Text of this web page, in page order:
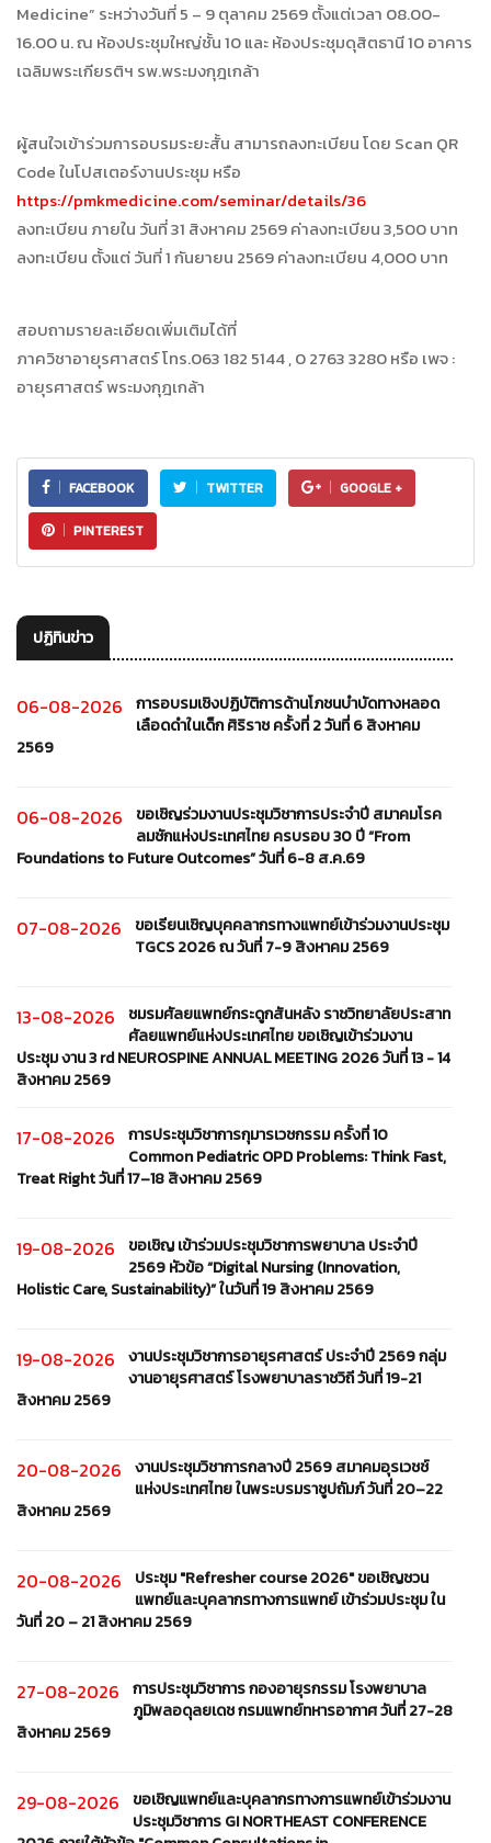
Medicine” ระหว่างวันที่ 5 – 9 ตุลาคม 2569 ตั้งแต่เวลา 08.00-
16.00 น. ณ ห้องประชุมใหญ่ชั้น 10 และ ห้องประชุมดุสิตธานี 10 อาคาร
เฉลิมพระเกียรติฯ รพ.พระมงกุฎเกล้า
ผู้สนใจเข้าร่วมการอบรมระยะสั้น สามารถลงทะเบียน โดย Scan QR
Code ในโปสเตอร์งานประชุม หรือ
https://pmkmedicine.com/seminar/details/36
ลงทะเบียน ภายใน วันที่ 31 สิงหาคม 2569 ค่าลงทะเบียน 3,500 บาท
ลงทะเบียน ตั้งแต่ วันที่ 1 กันยายน 2569 ค่าลงทะเบียน 4,000 บาท
สอบถามรายละเอียดเพิ่มเติมได้ที่
ภาควิชาอายุรศาสตร์ โทร.063 182 5144 , 0 2763 3280 หรือ เพจ :
อายุรศาสตร์ พระมงกุฎเกล้า
FACEBOOK TWITTER GOOGLE +
PINTEREST
ปฏิทินข่าว
06-08-2026
การอบรมเชิงปฏิบัติการด้านโภชนบำบัดทางหลอด
เลือดดำในเด็ก ศิริราช ครั้งที่ 2 วันที่ 6 สิงหาคม
2569
06-08-2026
ขอเชิญร่วมงานประชุมวิชาการประจำปี สมาคมโรค
ลมชักแห่งประเทศไทย ครบรอบ 30 ปี “From
Foundations to Future Outcomes” วันที่ 6-8 ส.ค.69
07-08-2026
ขอเรียนเชิญบุคคลากรทางแพทย์เข้าร่วมงานประชุม
TGCS 2026 ณ วันที่ 7-9 สิงหาคม 2569
13-08-2026
ชมรมศัลยแพทย์กระดูกสันหลัง ราชวิทยาลัยประสาท
ศัลยแพทย์แห่งประเทศไทย ขอเชิญเข้าร่วมงาน
ประชุม งาน 3 rd NEUROSPINE ANNUAL MEETING 2026 วันที่ 13 - 14
สิงหาคม 2569
17-08-2026
การประชุมวิชาการกุมารเวชกรรม ครั้งที่ 10
Common Pediatric OPD Problems: Think Fast,
Treat Right วันที่ 17–18 สิงหาคม 2569
19-08-2026
ขอเชิญ เข้าร่วมประชุมวิชาการพยาบาล ประจำปี
2569 หัวข้อ “Digital Nursing (Innovation,
Holistic Care, Sustainability)” ในวันที่ 19 สิงหาคม 2569
19-08-2026
งานประชุมวิชาการอายุรศาสตร์ ประจำปี 2569 กลุ่ม
งานอายุรศาสตร์ โรงพยาบาลราชวิถี วันที่ 19-21
สิงหาคม 2569
20-08-2026
งานประชุมวิชาการกลางปี 2569 สมาคมอุรเวชช์
แห่งประเทศไทย ในพระบรมราชูปถัมภ์ วันที่ 20–22
สิงหาคม 2569
20-08-2026
ประชุม "Refresher course 2026" ขอเชิญชวน
แพทย์และบุคลากรทางการแพทย์ เข้าร่วมประชุม ใน
วันที่ 20 – 21 สิงหาคม 2569
27-08-2026
การประชุมวิชาการ กองอายุรกรรม โรงพยาบาล
ภูมิพลอดุลยเดช กรมแพทย์ทหารอากาศ วันที่ 27-28
สิงหาคม 2569
29-08-2026
ขอเชิญแพทย์และบุคลากรทางการแพทย์เข้าร่วมงาน
ประชุมวิชาการ GI NORTHEAST CONFERENCE